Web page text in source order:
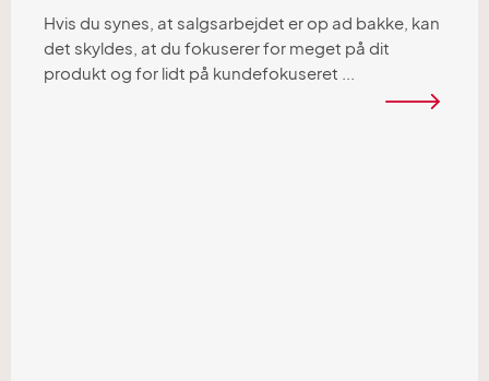
Hvis du synes, at salgsarbejdet er op ad bakke, kan
det skyldes, at du fokuserer for meget på dit
produkt og for lidt på kundefokuseret ...